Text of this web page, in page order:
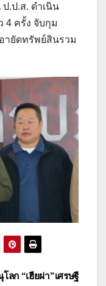
.ป.ส. ดำเนิน
4 ครั้ง จับกุม
ายัดทรัพย์สินรวม
ลก “เฮียฝา”เศรษฐี